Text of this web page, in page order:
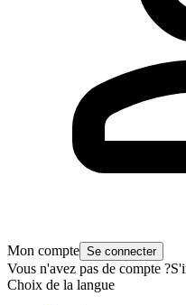
Mon compte Se connecter
Vous n'avez pas de compte ?
Choix de la langue